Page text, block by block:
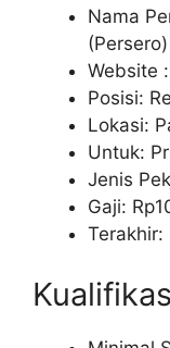
Nama
Website :
Posisi:
Lokasi:
Untuk:
Jenis
Gaji: Rp
Terakhir: